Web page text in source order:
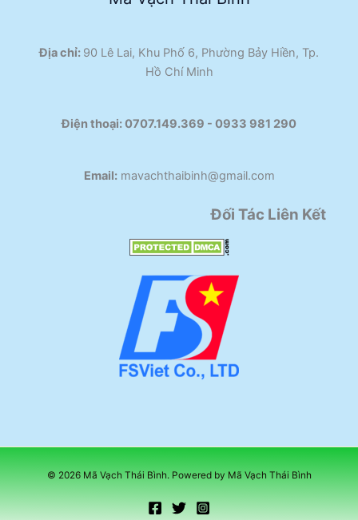
Địa chỉ: 90 Lê Lai, Khu Phố 6, Phường Bảy Hiền, Tp.
Hồ Chí Minh
Điện thoại:0707.149.369 - 0933 981 290​
Email:mavachthaibinh@gmail.com
Đối Tác Liên Kết
© 2026 Mã Vạch Thái Bình. Powered by Mã Vạch Thái Bình